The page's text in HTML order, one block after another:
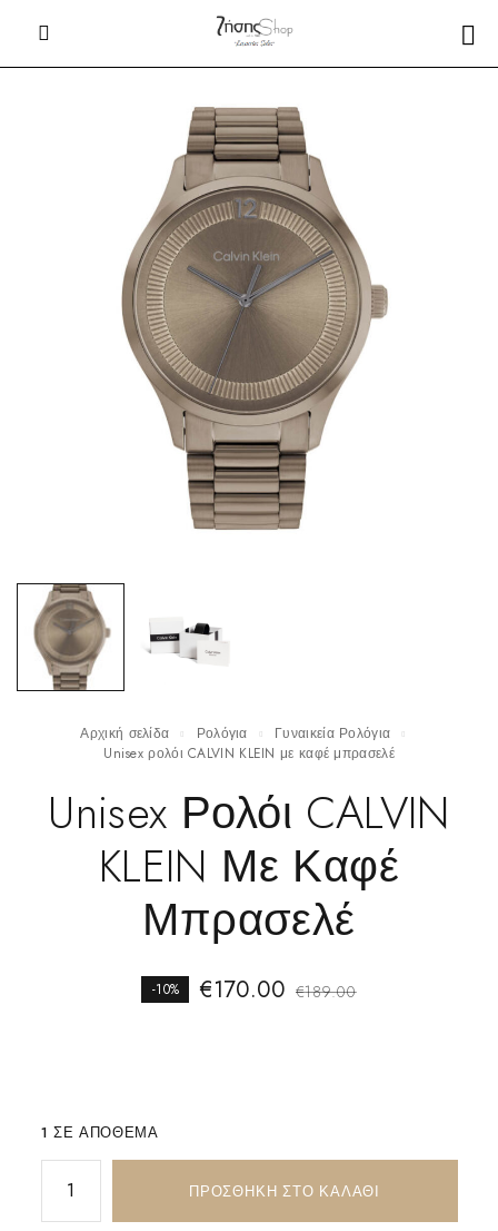
Αρχική σελίδα Ρολόγια
Γυναικεία Ρολόγια
Unisex ρολόι CALVIN KLEIN με καφέ μπρασελέ
Unisex Ρολόι CALVIN
KLEIN Με Καφέ
Μπρασελέ
-10% €189.00
€170.00
1 ΣΕ ΑΠΌΘΕΜΑ
ΠΡΟΣΘΉΚΗ ΣΤΟ ΚΑΛΆΘΙ